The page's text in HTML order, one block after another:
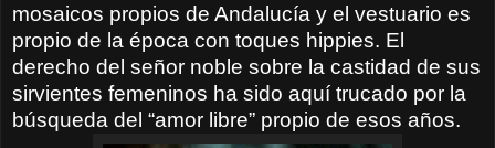
mosaicos propios de Andalucía y el vestuario es
propio de la época con toques hippies. El
derecho del señor noble sobre la castidad de sus
sirvientes femeninos ha sido aquí trucado por la
búsqueda del “amor libre” propio de esos años.